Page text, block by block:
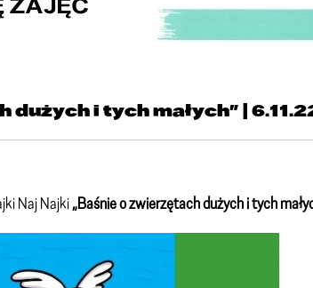
i tych małych” |
Naj Najki„Baśnie o zwierzętach dużych i tych